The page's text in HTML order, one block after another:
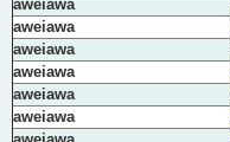
aweiawa
aweiawa
aweiawa
aweiawa
aweiawa
aweiawa